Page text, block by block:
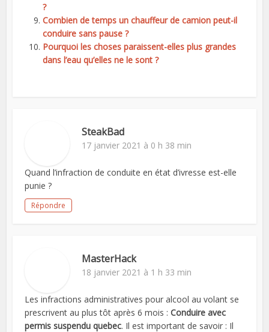
?
Combien de temps un chauffeur de camion peut-il
conduire sans pause ?
Pourquoi les choses paraissent-elles plus grandes
dans l’eau qu’elles ne le sont ?
SteakBad
17 janvier 2021 à 0 h 38 min
Quand l’infraction de conduite en état d’ivresse est-elle
punie ?
Répondre
MasterHack
18 janvier 2021 à 1 h 33 min
Les infractions administratives pour alcool au volant se
prescrivent au plus tôt après 6 mois :Conduire avec
permis suspendu quebec. Il est important de savoir : Il